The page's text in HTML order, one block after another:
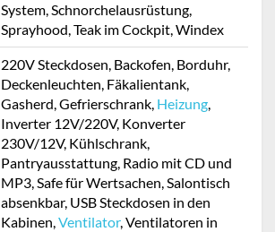
System, Schnorchelausrüstung,
Sprayhood, Teak im Cockpit, Windex
220V Steckdosen, Backofen, Borduhr,
Deckenleuchten, Fäkalientank,
Gasherd, Gefrierschrank, Heizung,
Inverter 12V/220V, Konverter
230V/12V, Kühlschrank,
Pantryausstattung, Radio mit CD und
MP3, Safe für Wertsachen, Salontisch
absenkbar, USB Steckdosen in den
Kabinen,Ventilator, Ventilatoren in